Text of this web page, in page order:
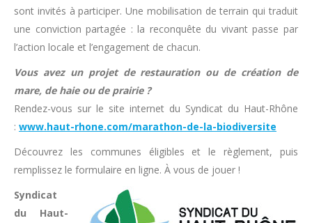
sont invités à participer. Une mobilisation de terrain qui traduit
une conviction partagée : la reconquête du vivant passe par
l’action locale et l’engagement de chacun.
Vous avez un projet de restauration ou de création de
mare, de haie ou de prairie ?
Rendez-vous sur le site internet du Syndicat du Haut-Rhône
: www.haut-rhone.com/marathon-de-la-biodiversite
Découvrez les communes éligibles et le règlement, puis
remplissez le formulaire en ligne. À vous de jouer !
Syndicat
du Haut-